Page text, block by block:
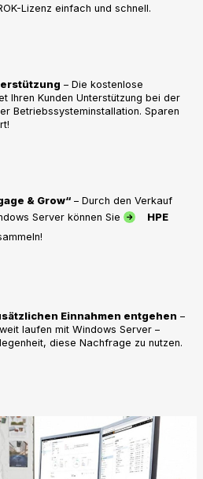
Lizenz einfach und schnell.
– Die kostenlose
Ihren Kunden Unterstützung bei der
Betriebssysteminstallation. Sparen
& Grow“ – Durch den Verkauf
Server können Sie
HPE
Einnahmen entgehen –
laufen mit Windows Server –
diese Nachfrage zu nutzen.